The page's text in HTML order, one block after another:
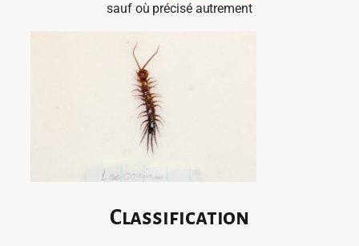
sauf où précisé autrement
Classification